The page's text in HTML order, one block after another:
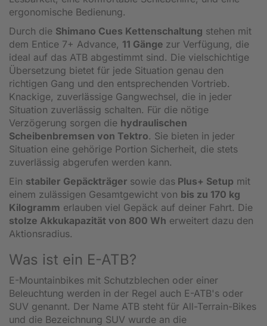
ergonomische Bedienung.
Durch die Shimano Cues Kettenschaltung stehen mit
dem Entice 7+ Advance, 11 Gänge zur Verfügung, die
ideal auf das ATB abgestimmt sind. Die vielschichtige
Übersetzung bietet für jede Situation genau den
richtigen Gang und den entsprechenden Vortrieb.
Knackige, zuverlässige Gangwechsel, die in jeder
Situation zuverlässig schalten. Für die nötige
Verzögerung sorgen die hydraulischen
Scheibenbremsen von Tektro. Sie bieten in jeder
Situation eine gehörige Portion Sicherheit, die stets
zuverlässig abgerufen werden kann.
Ein stabiler Gepäckträger sowie das Plus+ Setup mit
einem zulässigen Gesamtgewicht von bis zu 170 kg
Kilogramm erlauben viel Gepäck auf deiner Fahrt. Die
stolze Akkukapazität von 800 Wh erweitert dazu den
Aktionsradius.
Was ist ein E-ATB?
E-Mountainbikes mit Schutzblechen oder einer
Beleuchtung werden in der Regel auch E-ATB's oder
SUV genannt. Der Name ATB steht für All-Terrain-Bikes
und die Bezeichnung SUV wurde an die